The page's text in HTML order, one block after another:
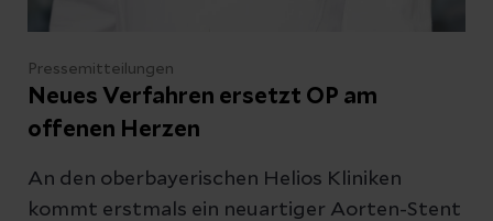
Pressemitteilungen
Neues Verfahren ersetzt OP am
offenen Herzen
An den oberbayerischen Helios Kliniken
kommt erstmals ein neuartiger Aorten-Stent